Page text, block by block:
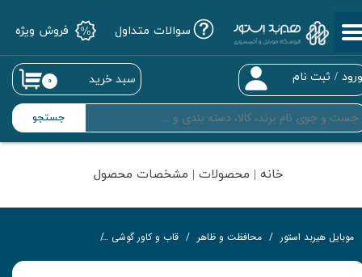
جستجو
/ ثبت نام
حساب کاربری من
تغییر گذر واژه
سفارشات
خروج از حساب کاربری
۰ سبد خرید
سوالات متداول فروش ویژه
خانه | محصولات | مشخصات محصول
موبایل هیربد استور محافظت و ظاهر قاب و کاور گوشی